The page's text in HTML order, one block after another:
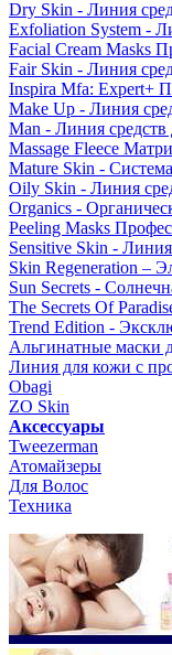
Dry Skin - Линия
Exfoliation System -
Facial Cream Masks
Fair Skin - Линия
Inspira Mfa: Expert+
Make Up - Линия
Man - Линия
Massage Fleece
Mature Skin -
Oily Skin - Линия
Organics -
Peeling Masks
Sensitive Skin -
Skin Regeneration –
Sun Secrets -
The Secrets Of
Trend Edition -
Альгинатные маски
Линия для кожи с
Obagi
ZO Skin
Aксессуары
Tweezerman
Атомайзеры
Для Волос
Техника